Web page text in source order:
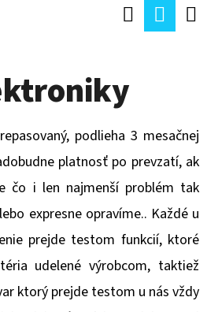
Hľadať
podlieha 3 mesačnej
platnosť po prevzatí, ak
čo i len najmenší problém tak
expresne opravíme.. Každé u
prejde testom funkcií, ktoré
udelené výrobcom, taktiež
ktorý prejde testom u nás vždy